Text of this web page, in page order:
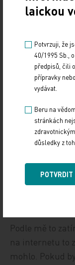
týká. Nechybí
den spadlo
Evropanů
další Titanic. O
se filmy, každá
několik týdnů.
karcinom,
nikoho to
| V
Podle mě to
na internetu to
mohlo. Pokud
laickou
Potvrzuji, že
40/1995 Sb.,
předpisů, čili
přípravky
vydávat.
Beru na
stránkách
důsledky z
POTVRDIT